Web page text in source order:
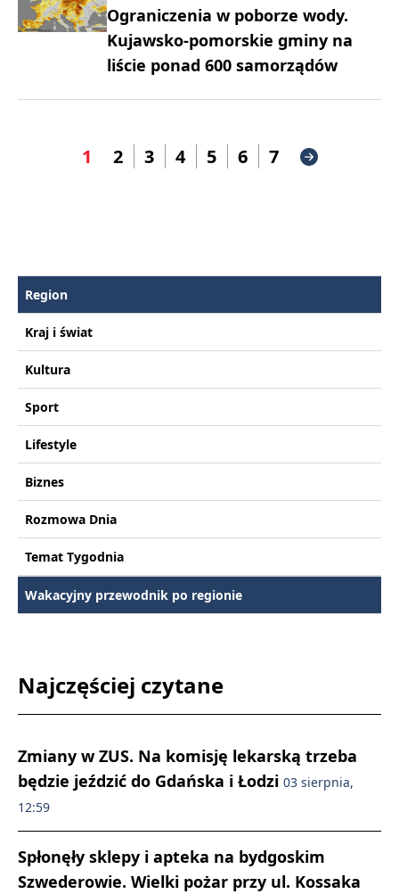
Ograniczenia w poborze wody.
Kujawsko-pomorskie gminy na
liście ponad 600 samorządów
1 2 3 4 5 6 7
Region
Kraj i świat
Kultura
Sport
Lifestyle
Biznes
Rozmowa Dnia
Temat Tygodnia
Wakacyjny przewodnik po regionie
Najczęściej czytane
Zmiany w ZUS. Na komisję lekarską trzeba
będzie jeździć do Gdańska i Łodzi 03 sierpnia,
12:59
Spłonęły sklepy i apteka na bydgoskim
Szwederowie. Wielki pożar przy ul. Kossaka